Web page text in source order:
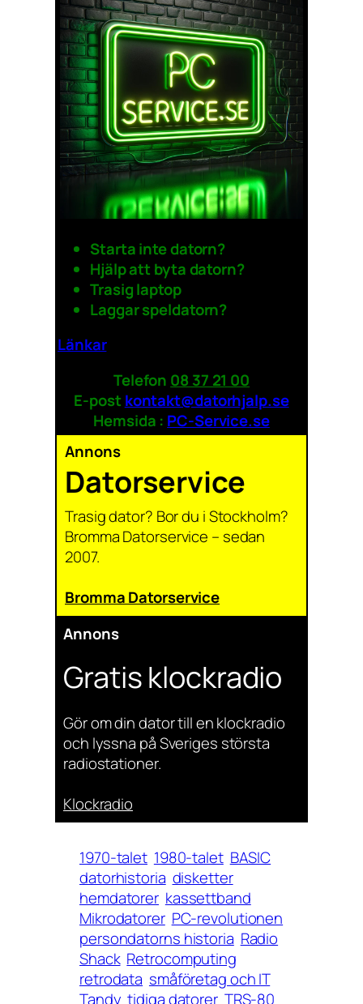
Starta inte datorn?
Hjälp att byta datorn?
Trasig laptop
Laggar speldatorn?
Länkar
Telefon 08 37 21 00
E-post kontakt@datorhjalp.se
Hemsida : PC-Service.se
Annons
Datorservice
Trasig dator? Bor du i Stockholm?
Bromma Datorservice – sedan
2007.
Bromma Datorservice
Annons
Gratis klockradio
Gör om din dator till en klockradio
och lyssna på Sveriges största
radiostationer.
Klockradio
1970-talet 1980-talet BASIC
datorhistoria disketter
hemdatorer kassettband
Mikrodatorer PC-revolutionen
persondatorns historia Radio
Shack Retrocomputing
retrodata småföretag och IT
Tandy tidiga datorer TRS-80